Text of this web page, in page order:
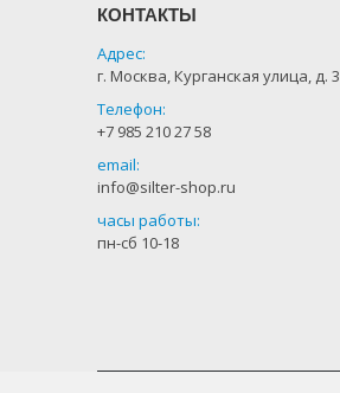
КОНТАКТЫ
Адрес:
г. Москва, Курганская улица, д. 3
Телефон:
+7 985 210 27 58
email:
info@silter-shop.ru
часы работы:
пн-сб 10-18